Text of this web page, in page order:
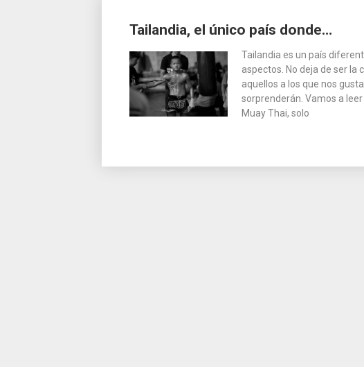
Tailandia, el único país donde…
Tailandia es un país
aspectos. No deja de ser la
aquellos a los que nos
sorprenderán. Vamos a
Muay Thai, solo